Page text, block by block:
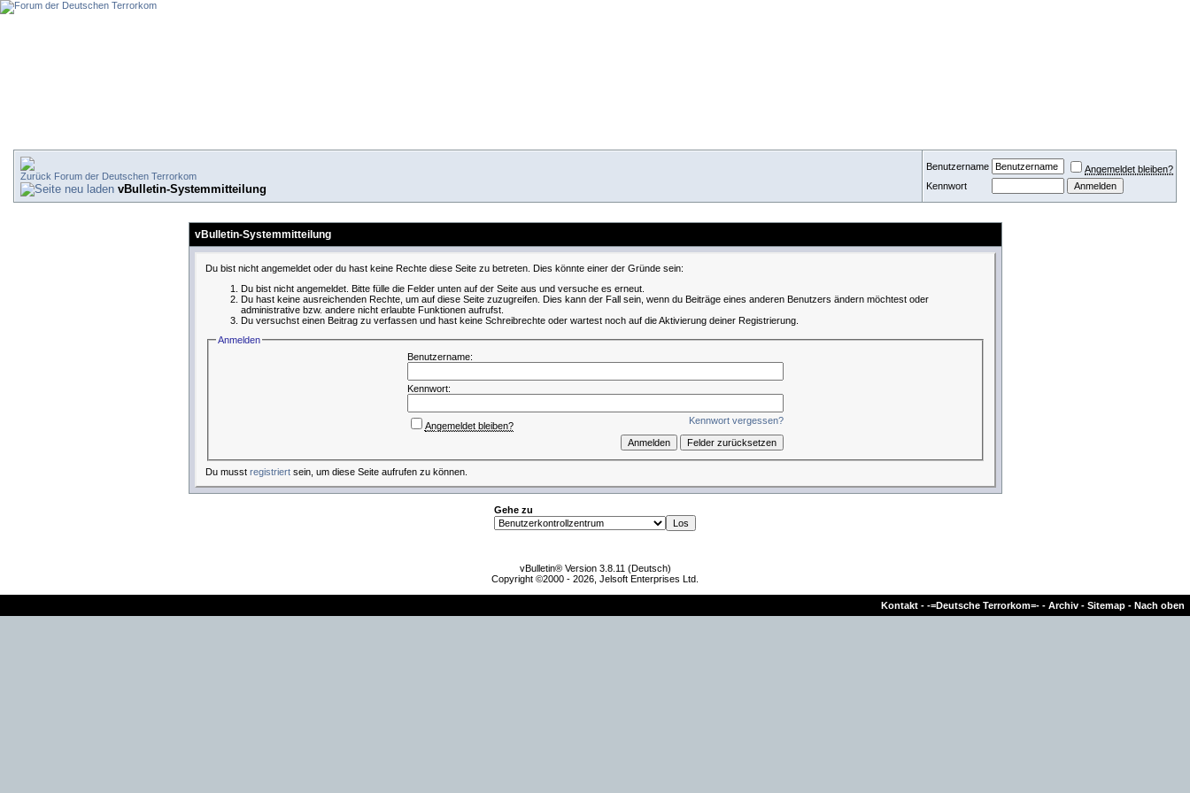
Forum der Deutschen Terrorkom
vBulletin-Systemmitteilung
Benutzername
Angemeldet bleiben?
Kennwort
vBulletin-Systemmitteilung
Du bist nicht angemeldet oder du hast keine Rechte diese Seite zu betreten. Dies könnte einer der Gründe sein:
Du bist nicht angemeldet. Bitte fülle die Felder unten auf der Seite aus und versuche es erneut.
Du hast keine ausreichenden Rechte, um auf diese Seite zuzugreifen. Dies kann der Fall sein, wenn du Beiträge eines anderen Benutzers ändern möchtest oder
administrative bzw. andere nicht erlaubte Funktionen aufrufst.
Du versuchst einen Beitrag zu verfassen und hast keine Schreibrechte oder wartest noch auf die Aktivierung deiner Registrierung.
Anmelden
Benutzername:
Kennwort:
Kennwort vergessen?
Angemeldet bleiben?
Du musst registriertsein, um diese Seite aufrufen zu können.
Gehe zu
vBulletin® Version 3.8.11 (Deutsch)
Copyright ©2000 - 2026, Jelsoft Enterprises Ltd.
Kontakt - -=Deutsche Terrorkom=- - Archiv - Sitemap - Nach oben